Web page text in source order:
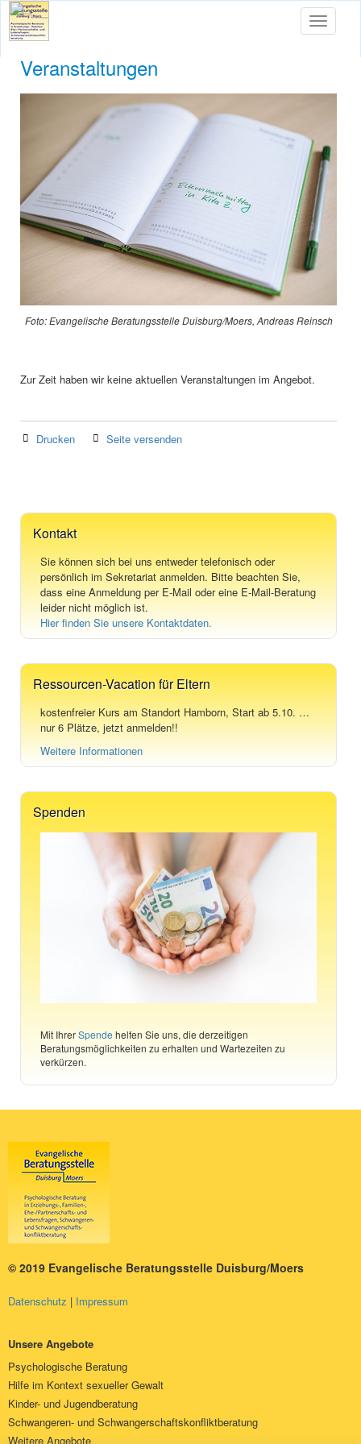
Toggle
Veranstaltungen
Foto: Evangelische Beratungsstelle Duisburg/Moers, Andreas Reinsch
Zur Zeit haben wir keine aktuellen Veranstaltungen im Angebot.
Drucken Seite versenden
Kontakt
Sie können sich bei uns entweder telefonisch oder
persönlich im Sekretariat anmelden. Bitte beachten Sie,
dass eine Anmeldung per E-Mail oder eine E-Mail-Beratung
leider nicht möglich ist.
Hier finden Sie unsere Kontaktdaten.
Ressourcen-Vacation für Eltern
kostenfreier Kurs am Standort Hamborn, Start ab 5.10. …
nur 6 Plätze, jetzt anmelden!!
Weitere Informationen
Spenden
Mit IhrerSpende helfen Sie uns, die derzeitigen
Beratungsmöglichkeiten zu erhalten und Wartezeiten zu
verkürzen.
© 2019 Evangelische Beratungsstelle Duisburg/Moers
Datenschutz Impressum
Unsere Angebote
Psychologische Beratung
Hilfe im Kontext sexueller Gewalt
Kinder- und Jugendberatung
Schwangeren- und Schwangerschaftskonfliktberatung
Weitere Angebote